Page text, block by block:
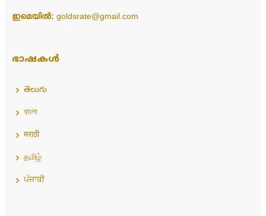
ഇമെയിൽ: goldsrate@gmail.com
ഭാഷകൾ
తెలుగు
বাংলা
मराठी
தமிழ்
ਪੰਜਾਬੀ